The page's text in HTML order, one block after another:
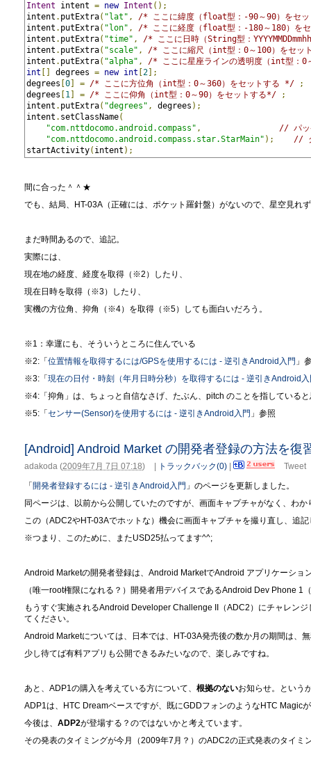
Intent intent = new Intent ();
intent . putExtra( "lat" ,
/* ここに緯度（float型：-90～90）をセ
intent . putExtra( "lon" ,
/* ここに経度（float型：-180～180）を
intent . putExtra( "time" ,
/* ここに日時（String型：
intent . putExtra( "scale" ,
/* ここに縮尺（int型：0～100）をセッ
intent . putExtra( "alpha" ,
/* ここに星座ラインの透明度（int型：0
int
degrees = new int 2 ];
degrees 0 = /* ここに方位角（int型：0～360）をセットする */
;
degrees
1 = /* ここに仰角（int型：0～90）をセットする*/
;
intent . putExtra( "degrees" , degrees );
intent . setClassName(
"com.nttdocomo.android.compass" ,
// パッ
"com.nttdocomo.android.compass.star.StarMain" );
//
startActivity( intent );
間に合った＾＾★
でも、結局、HT-03A（正確には、ポケット羅針盤）がないので、星空見れ
まだ時間あるので、追記。
実際には、
現在地の経度、経度を取得（※2）したり、
現在日時を取得（※3）したり、
実機の方位角、抑角（※4）を取得（※5）しても面白いだろう。
※1：幸運にも、そういうところに住んでいる
※2:「 位置情報を取得するには/GPSを使用するには - 逆引きAndroid入門 」
※3:「 現在の日付・時刻（年月日時分秒）を取得するには - 逆引きAndroid
※4:「抑角」は、ちょっと自信なさげ、たぶん、pitch のことを指している
※5:「 センサー(Sensor)を使用するには - 逆引きAndroid入門 」参照
[Android] Android Market の開発者登録の方法を復
adakoda (2009年7月 7日 07:18) トラックバック(0)
Tweet
「開発者登録するには - 逆引きAndroid入門 」のページを更新しました。
同ページは、以前から公開していたのですが、画面キャプチャがなく、わ
この（ADC2やHT-03Aでホットな）機会に画面キャプチャを撮り直し、追
※つまり、このために、またUSD25払ってます^^;
Android Marketの開発者登録は、Android MarketでAndroid アプリケーショ
（唯一root権限になれる？）開発者用デバイスであるAndroid Dev Phone 1
もうすぐ実施されるAndroid Developer Challenge II（ADC2）にチャレン
てください。
Android Marketについては、日本では、HT-03A発売後の数か月の期間は、
少し待てば有料アプリも公開できるみたいなので、楽しみですね。
あと、ADP1の購入を考えている方について、 根拠のないお知らせ。という
ADP1は、HTC Dreamベースですが、既にGDDフォンのようなHTC Magic
今後は、 ADP2が登場する？のではないかと考えています。
その発表のタイミングが今月（2009年7月？）のADC2の正式発表のタイミ